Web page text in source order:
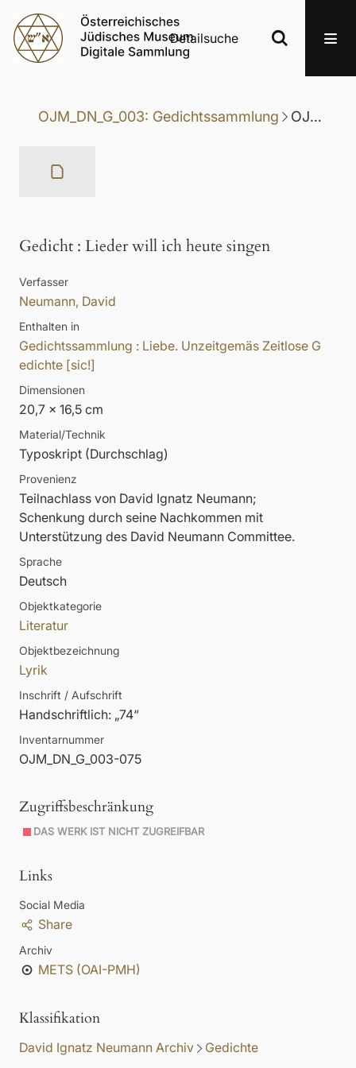
Detailsuche
OJM_DN_G_003: Gedichtssammlung OJM_DN_G_003-075: Gedicht
Gedicht : Lieder will ich heute singen
Verfasser
Neumann, David
Enthalten in
Gedichtssammlung : Liebe. Unzeitgemäs Zeitlose G
edichte [sic!]
Dimensionen
20,7 x 16,5 cm
Material/Technik
Typoskript (Durchschlag)
Provenienz
Teilnachlass von David Ignatz Neumann;
Schenkung durch seine Nachkommen mit
Unterstützung des David Neumann Committee.
Sprache
Deutsch
Objektkategorie
Literatur
Objektbezeichnung
Lyrik
Inschrift / Aufschrift
Handschriftlich: „74“
Inventarnummer
OJM_DN_G_003-075
Zugriffsbeschränkung
DAS WERK IST NICHT ZUGREIFBAR
Links
Social Media
Share
Archiv
METS (OAI-PMH)
Klassifikation
David Ignatz Neumann Archiv Gedichte